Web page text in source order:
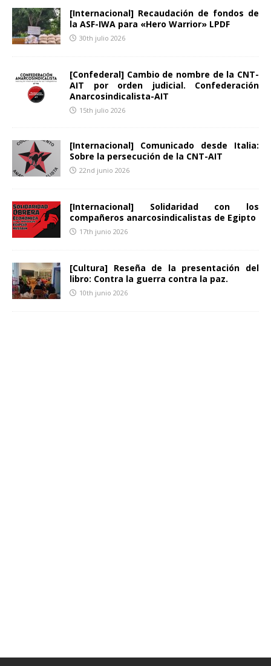
[Internacional] Recaudación de fondos de
la ASF-IWA para «Hero Warrior» LPDF
30th julio 2026
[Confederal] Cambio de nombre de la CNT-
AIT por orden judicial. Confederación
Anarcosindicalista-AIT
15th julio 2026
[Internacional] Comunicado desde Italia:
Sobre la persecución de la CNT-AIT
22nd junio 2026
[Internacional] Solidaridad con los
compañeros anarcosindicalistas de Egipto
17th junio 2026
[Cultura] Reseña de la presentación del
libro: Contra la guerra contra la paz.
10th junio 2026